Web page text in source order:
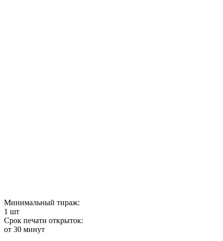
Минимальный тираж:
1 шт
Срок печати открыток:
от 30 минут